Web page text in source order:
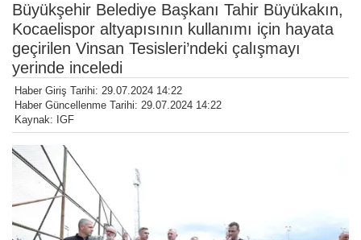
Büyükşehir Belediye Başkanı Tahir Büyükakın,
Kocaelispor altyapısının kullanımı için hayata
geçirilen Vinsan Tesisleri’ndeki çalışmayı
yerinde inceledi
Haber Giriş Tarihi: 29.07.2024 14:22
Haber Güncellenme Tarihi: 29.07.2024 14:22
Kaynak: IGF